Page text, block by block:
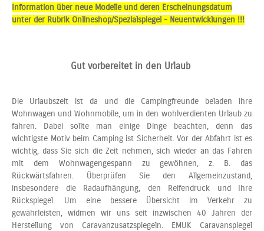
Information über neue Modelle und deren Erscheinungsdatum
unter der Rubrik Onlineshop/Spezialspiegel - Neuentwicklungen !!!
Gut vorbereitet in den Urlaub
Die Urlaubszeit ist da und die Campingfreunde beladen ihre
Wohnwagen und Wohnmobile, um in den wohlverdienten Urlaub zu
fahren. Dabei sollte man einige Dinge beachten, denn das
wichtigste Motiv beim Camping ist Sicherheit. Vor der Abfahrt ist es
wichtig, dass Sie sich die Zeit nehmen, sich wieder an das Fahren
mit dem Wohnwagengespann zu gewöhnen, z. B. das
Rückwärtsfahren. Überprüfen Sie den Allgemeinzustand,
insbesondere die Radaufhängung, den Reifendruck und Ihre
Rückspiegel. Um eine bessere Übersicht im Verkehr zu
gewährleisten, widmen wir uns seit inzwischen 40 Jahren der
Herstellung von Caravanzusatzspiegeln. EMUK Caravanspiegel